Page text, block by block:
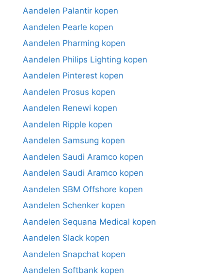
Aandelen Palantir kopen
Aandelen Pearle kopen
Aandelen Pharming kopen
Aandelen Philips Lighting kopen
Aandelen Pinterest kopen
Aandelen Prosus kopen
Aandelen Renewi kopen
Aandelen Ripple kopen
Aandelen Samsung kopen
Aandelen Saudi Aramco kopen
Aandelen Saudi Aramco kopen
Aandelen SBM Offshore kopen
Aandelen Schenker kopen
Aandelen Sequana Medical kopen
Aandelen Slack kopen
Aandelen Snapchat kopen
Aandelen Softbank kopen